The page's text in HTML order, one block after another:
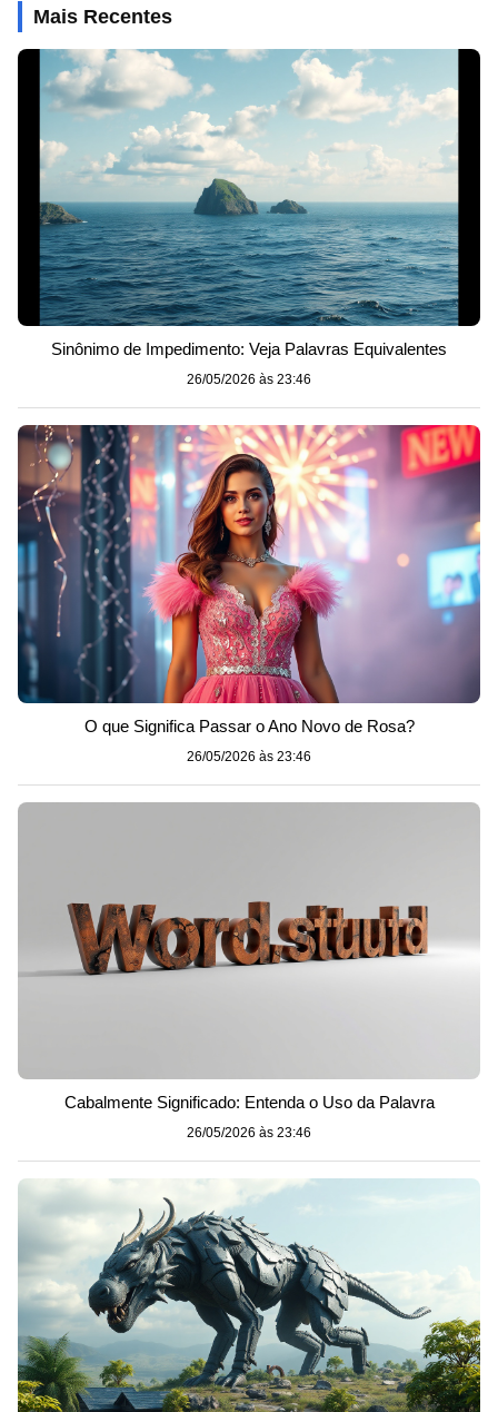
Mais Recentes
Sinônimo de Impedimento: Veja Palavras Equivalentes
26/05/2026 às 23:46
O que Significa Passar o Ano Novo de Rosa?
26/05/2026 às 23:46
Cabalmente Significado: Entenda o Uso da Palavra
26/05/2026 às 23:46